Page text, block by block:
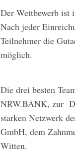
Der Wettbewerb ist
Nach jeder
Teilnehmer die
möglich.
Die drei besten
NRW.BANK, zur
starken Netzwerk
GmbH, dem
Witten.